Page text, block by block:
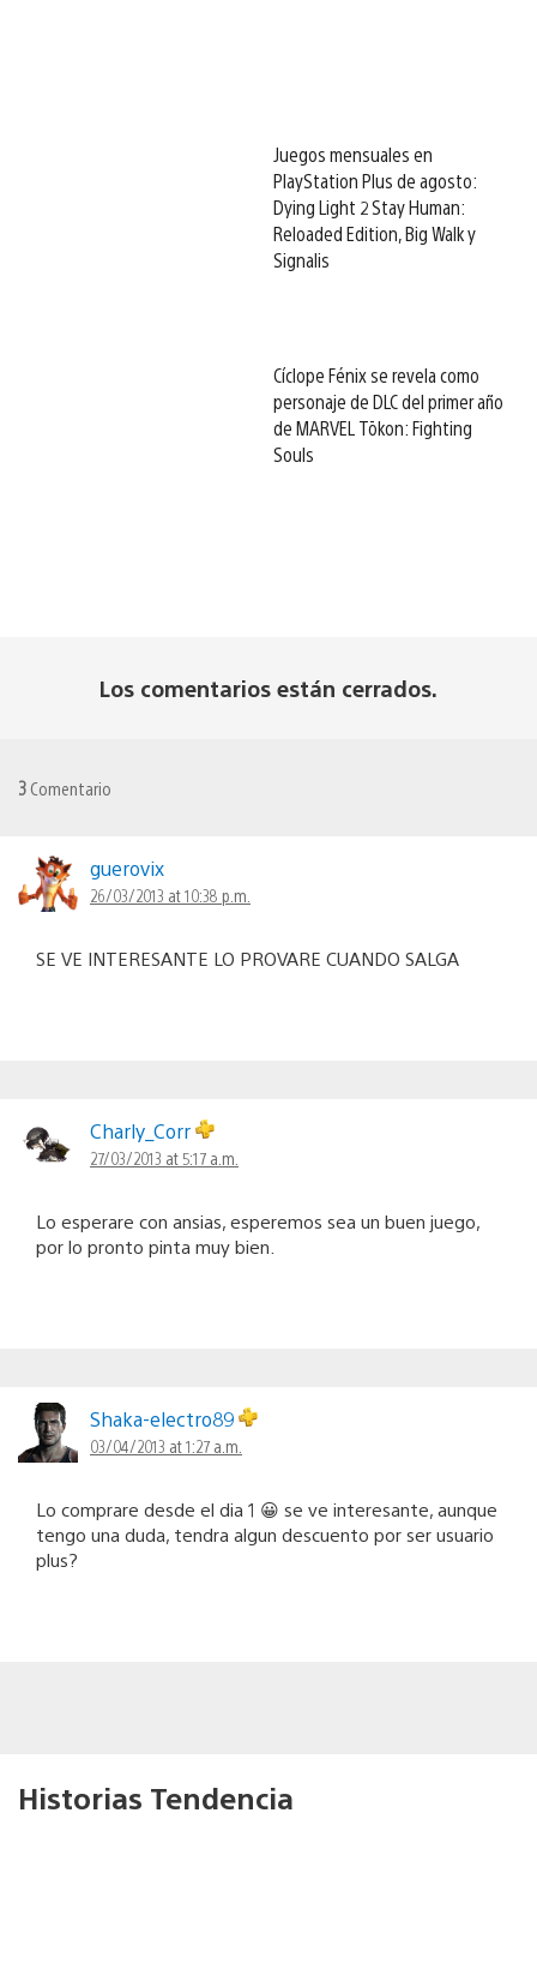
Juegos mensuales en
PlayStation Plus de agosto:
Dying Light 2 Stay Human:
Reloaded Edition, Big Walk y
Signalis
Cíclope Fénix se revela como
personaje de DLC del primer año
de MARVEL Tōkon: Fighting
Souls
Los comentarios están cerrados.
3 Comentario
guerovix
26/03/2013 at 10:38 p.m.
SE VE INTERESANTE LO PROVARE CUANDO SALGA
Charly_Corr
27/03/2013 at 5:17 a.m.
Lo esperare con ansias, esperemos sea un buen juego,
por lo pronto pinta muy bien.
Shaka-electro89
03/04/2013 at 1:27 a.m.
Lo comprare desde el dia 1 😀 se ve interesante, aunque
tengo una duda, tendra algun descuento por ser usuario
plus?
Historias Tendencia